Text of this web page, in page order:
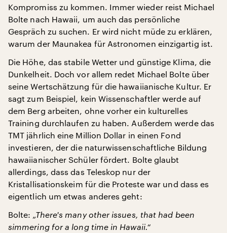
Kompromiss zu kommen. Immer wieder reist Michael
Bolte nach Hawaii, um auch das persönliche
Gespräch zu suchen. Er wird nicht müde zu erklären,
warum der Maunakea für Astronomen einzigartig ist.
Die Höhe, das stabile Wetter und günstige Klima, die
Dunkelheit. Doch vor allem redet Michael Bolte über
seine Wertschätzung für die hawaiianische Kultur. Er
sagt zum Beispiel, kein Wissenschaftler werde auf
dem Berg arbeiten, ohne vorher ein kulturelles
Training durchlaufen zu haben. Außerdem werde das
TMT jährlich eine Million Dollar in einen Fond
investieren, der die naturwissenschaftliche Bildung
hawaiianischer Schüler fördert. Bolte glaubt
allerdings, dass das Teleskop nur der
Kristallisationskeim für die Proteste war und dass es
eigentlich um etwas anderes geht:
Bolte: „There's many other issues, that had been
simmering for a long time in Hawaii.“